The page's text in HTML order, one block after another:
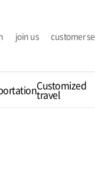
join us customer
Customized
travel